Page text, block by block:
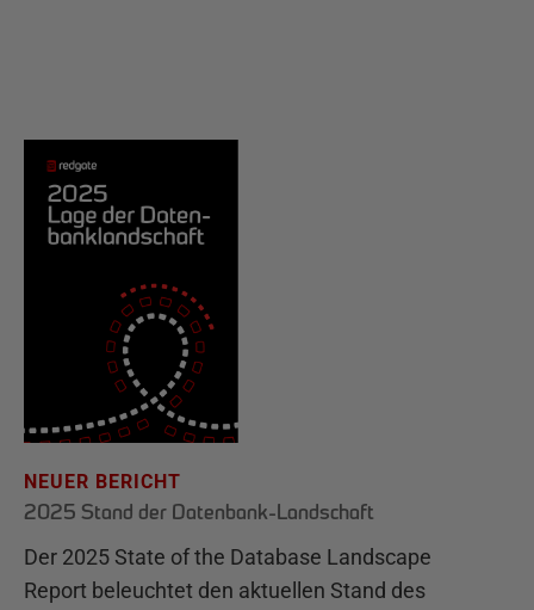
NEUER BERICHT
2025 Stand der Datenbank-Landschaft
Der 2025 State of the Database Landscape
Report beleuchtet den aktuellen Stand des